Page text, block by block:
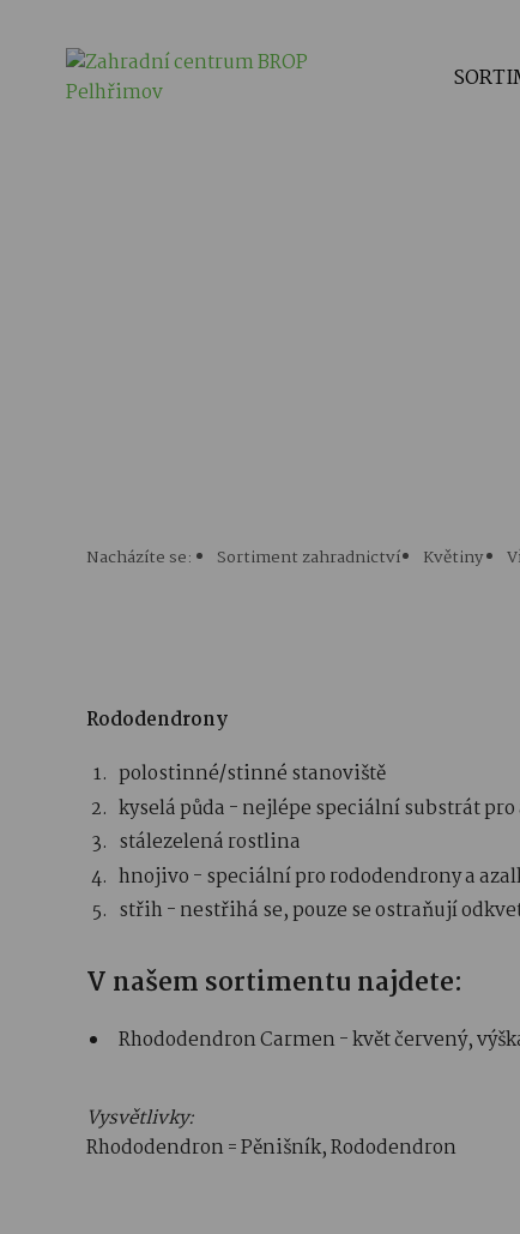
Nacházíte se: Sortiment zahradnictví Květiny
Rododendrony
polostinné/stinné stanoviště
kyselá půda - nejlépe speciální substrát
stálezelená rostlina
hnojivo - speciální pro rododendrony a
střih - nestřihá se, pouze se ostraňují
V našem sortimentu najdete:
Rhododendron Carmen - květ červený,
Vysvětlivky:
Rhododendron = Pěnišník, Rododendron